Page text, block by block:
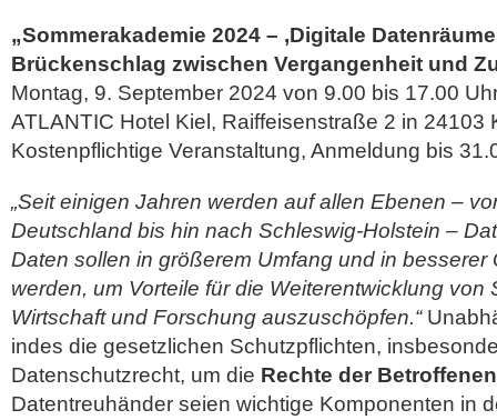
„Sommerakademie 2024 – ,Digitale
Brückenschlag zwischen Vergangenheit und
Montag, 9. September 2024 von 9.00 bis 17.00
ATLANTIC Hotel Kiel, Raiffeisenstraße 2 in 24103
Kostenpflichtige Veranstaltung, Anmeldung bis
„Seit einigen Jahren werden auf allen Ebenen –
Deutschland bis hin nach Schleswig-Holstein –
Daten sollen in größerem Umfang und in besserer
werden, um Vorteile für die Weiterentwicklung von
Wirtschaft und Forschung auszuschöpfen.“
indes die gesetzlichen Schutzpflichten,
Datenschutzrecht, um die Rechte der
Datentreuhänder seien wichtige Komponenten in